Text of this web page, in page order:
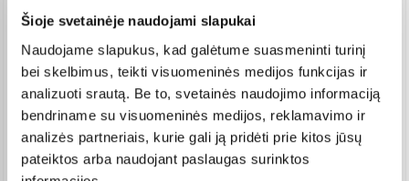
Šioje svetainėje naudojami slapukai
Naudojame slapukus, kad galėtume suasmeninti turinį
bei skelbimus, teikti visuomeninės medijos funkcijas ir
analizuoti srautą. Be to, svetainės naudojimo informaciją
bendriname su visuomeninės medijos, reklamavimo ir
analizės partneriais, kurie gali ją pridėti prie kitos jūsų
pateiktos arba naudojant paslaugas surinktos
Venipak paštomatas (2,39 €)
Rugpjūtis 8d. - Rugpjūtis 10d.
Venipak kurjeris (2,99 €)
Rugpjūtis 10d. - Rugpjūtis 11d.
Omniva paštomatas 2,29 €
Pristato ir šeštadienį
Rugpjūtis 8d. - Rugpjūtis 10d.